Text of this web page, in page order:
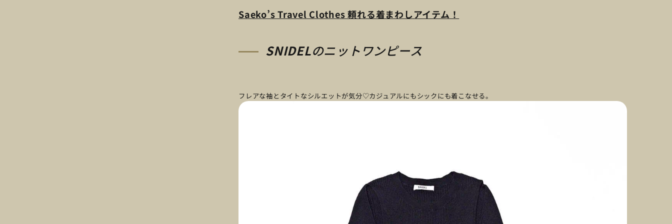
Saeko’s Travel Clothes 頼れる着まわしアイテム！
SNIDELのニットワンピース
フレアな袖とタイトなシルエットが気分♡カジュアルにもシックにも着こなせる。